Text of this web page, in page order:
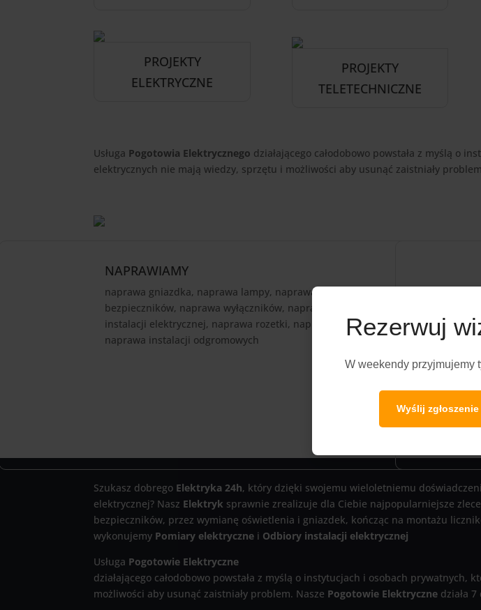
PROJEKTY
ELEKTRYCZNE
PROJEKTY
TELETECHNICZNE
Usługa Pogotowia Elektrycznego działającego całodobowo powstała z myślą o
elektrycznych nie mają wiedzy, sprzętu i możliwości aby usunąć zaistniały
NAPRAWIAMY
naprawa gniazdka, naprawa lampy, naprawa oświetlenia naprawa
bezpieczników, naprawa wyłączników, naprawa włączników naprawa
instalacji elektrycznej, naprawa rozetki, naprawa awarii elektrycznej,
naprawa instalacji odgromowych
Szukasz dobrego Elektryka 24h, który dzięki swojemu wieloletniemu
elektrycznej? Nasz Elektryk sprawnie zrealizuje dla Ciebie najpopularniejsze
bezpieczników, przez wymianę oświetlenia i gniazdek, kończąc na montażu
wykonujemy Pomiary elektryczne i Odbiory instalacji elektrycznej
Usługa Pogotowie Elektryczne
działającego całodobowo powstała z myślą o instytucjach i osobach
możliwości aby usunąć zaistniały problem. Nasze Pogotowie Elektryczne działa
Rezerwuj
W weekendy przyjmujemy
Wyślij